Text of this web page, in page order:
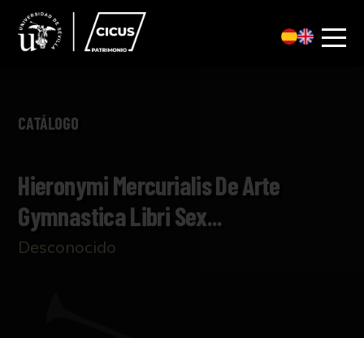
CATÁLOGO
Hieronymi Mercurialis De Arte
Gymnastica Libri Sex...
Desconocido